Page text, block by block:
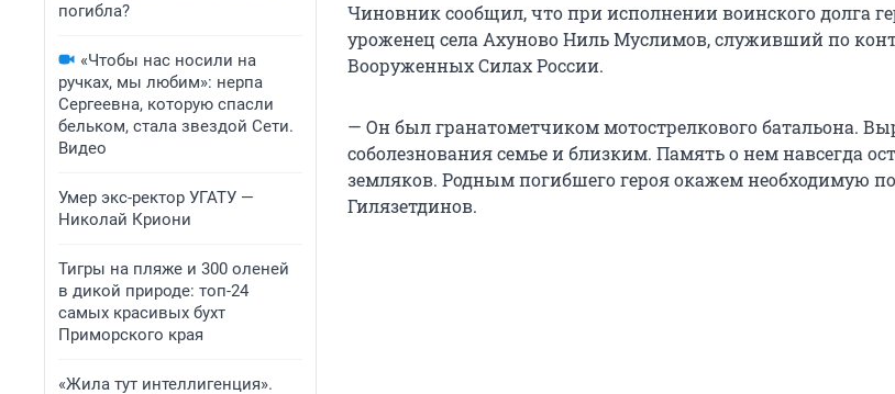
погибла?
«Чтобы нас носили на
ручках, мы любим»: нерпа
Сергеевна, которую спасли
бельком, стала звездой Сети.
Видео
Умер экс-ректор УГАТУ —
Николай Криони
Тигры на пляже и 300 оленей
в дикой природе: топ-24
самых красивых бухт
Приморского края
«Жила тут интеллигенция».
Чиновник сообщил, что при исполнении воинского долга
уроженец села Ахуново Ниль Муслимов, служивший по
Вооруженных Силах России.
— Он был гранатометчиком мотострелкового батальона.
соболезнования семье и близким. Память о нем навсегда
земляков. Родным погибшего героя окажем необходимую
Гилязетдинов.